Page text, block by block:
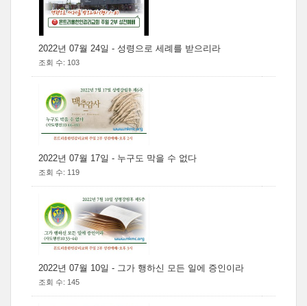
2022년 07월 24일 - 성령으로 세례를 받으리라
조회 수: 103
2022년 07월 17일 - 누구도 막을 수 없다
조회 수: 119
2022년 07월 10일 - 그가 행하신 모든 일에 증인이라
조회 수: 145